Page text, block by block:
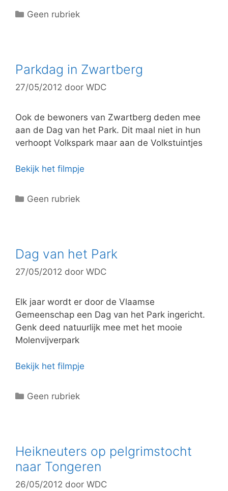
C
g
r
e
ë
n
Geen rubriek
Parkdag in Zwartberg
27/05/2012 door WDC
Ook de bewoners van Zwartberg deden mee
aan de Dag van het Park. Dit maal niet in hun
verhoopt Volkspark maar aan de Volkstuintjes
Bekijk het filmpje
C
g
o
r
e
ë
n
Geen rubriek
Dag van het Park
27/05/2012 door WDC
Elk jaar wordt er door de Vlaamse
Gemeenschap een Dag van het Park ingericht.
Genk deed natuurlijk mee met het mooie
Molenvijverpark
Bekijk het filmpje
C
g
o
r
i
Geen rubriek
Heikneuters op pelgrimstocht
naar Tongeren
26/05/2012 door WDC